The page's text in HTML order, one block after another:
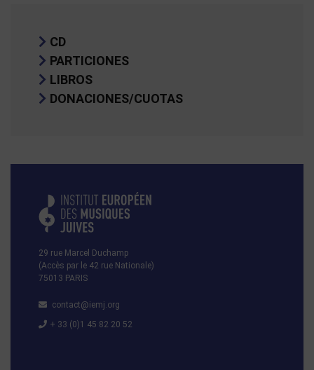
CD
PARTICIONES
LIBROS
DONACIONES/CUOTAS
29 rue Marcel Duchamp
(Accès par le 42 rue Nationale)
75013 PARIS
contact@iemj.org
+ 33 (0)1 45 82 20 52